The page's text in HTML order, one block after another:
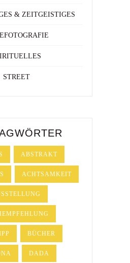
& ZEITGEISTIGES
STREET
ABSTRAKT
ACHTSAMKEIT
BÜCHER
DADA